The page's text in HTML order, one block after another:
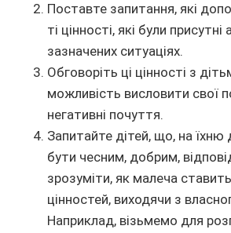
Поставте запитання, які
ті цінності, які були присутні
зазначених ситуаціях.
Обговоріть ці цінності з
можливість висловити свої
негативні почуття.
Запитайте дітей, що, на їхню
бути чесним, добрим,
зрозуміти, як малеча
цінностей, виходячи з
Наприклад, візьмемо для